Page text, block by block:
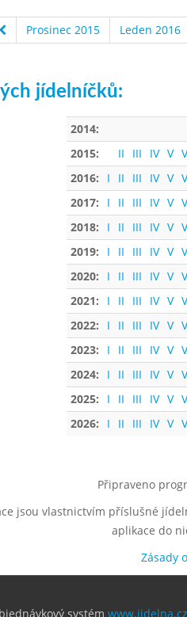
Prosinec 2015 Leden 2016
jídelníčků:
2014:
2015:
II III IV V
2016:
I II III IV V
2017:
I II III IV V
2018:
I II III IV V
2019:
I II III IV V
2020:
I II III IV V
2021:
I II III IV V
2022:
I II III IV V
2023:
I II III IV V
2024:
I II III IV V
2025:
I II III IV V
2026:
I II III IV V
Připraveno
jsou vlastnictvím příslušné
aplikace do
Zásady
systém www.jidelna.cz